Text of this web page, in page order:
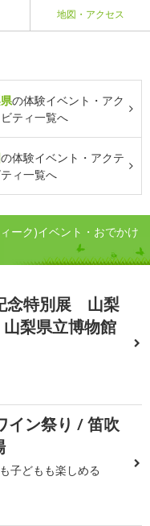
地図・アクセス
の体験イベント・アク
ティ一覧へ
の体験イベント・アクテ
ィ一覧へ
ーク)イベント・おでかけ
念特別展 山梨
梨県立博物館
イン祭り / 笛吹
子どもも楽しめる